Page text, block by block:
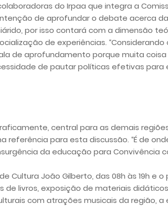
do Irpaa que integra a
de aprofundar o debate acerca da
por isso contará com a dimensão
de experiências. “Considerando
de aprofundamento porque muita
de pautar políticas efetivas para
central para as demais
referência para esta discussão. “É de
da educação para Convivência
Cultura João Gilberto, das 08h às 19h e o
livros, exposição de materiais
com atrações musicais da região, a